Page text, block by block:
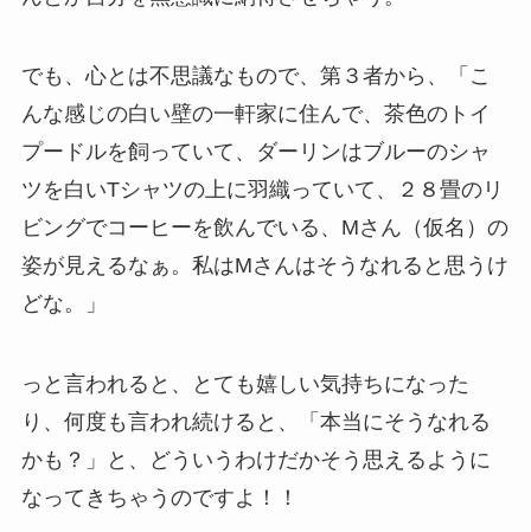
でも、心とは不思議なもので、第３者から、「こ
んな感じの白い壁の一軒家に住んで、茶色のトイ
プードルを飼っていて、ダーリンはブルーのシャ
ツを白いTシャツの上に羽織っていて、２８畳のリ
ビングでコーヒーを飲んでいる、Mさん（仮名）の
姿が見えるなぁ。私はMさんはそうなれると思うけ
どな。」
っと言われると、とても嬉しい気持ちになった
り、何度も言われ続けると、「本当にそうなれる
かも？」と、どういうわけだかそう思えるように
なってきちゃうのですよ！！